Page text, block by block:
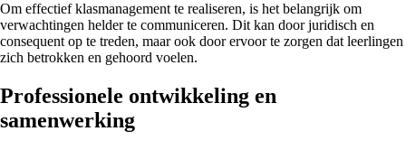
Om effectief klasmanagement te realiseren, is het belangrijk om
verwachtingen helder te communiceren. Dit kan door juridisch en
consequent op te treden, maar ook door ervoor te zorgen dat leerlingen
zich betrokken en gehoord voelen.
Professionele ontwikkeling en
samenwerking